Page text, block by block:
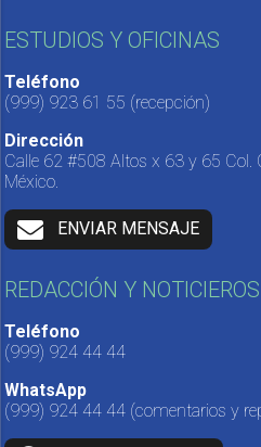
ESTUDIOS Y OFICINAS
Teléfono
(999) 923 61 55 (recepción)
Dirección
Calle 62 #508 Altos x 63 y 65 Col.
México.
ENVIAR MENSAJE
REDACCIÓN Y NOTICIEROS
Teléfono
(999) 924 44 44
WhatsApp
(999) 924 44 44 (comentarios y